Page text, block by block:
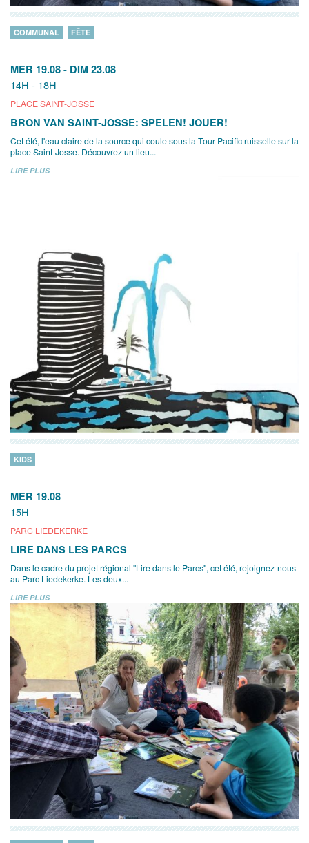
MER 19.08 - DIM 23.08
14H - 18H
PLACE SAINT-JOSSE
COMMUNAL FÊTE
BRON VAN SAINT-JOSSE: SPELEN! JOUER!
Cet été, l'eau claire de la source qui coule sous la Tour Pacific ruisselle sur la
place Saint-Josse. Découvrez un lieu...
LIRE PLUS
MER 19.08
15H
PARC LIEDEKERKE
KIDS
LIRE DANS LES PARCS
Dans le cadre du projet régional "Lire dans le Parcs", cet été, rejoignez-nous
au Parc Liedekerke. Les deux...
LIRE PLUS